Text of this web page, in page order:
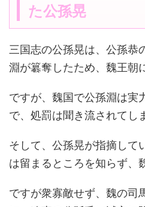
た公孫晃
三国志の公孫晃は、公孫恭
淵が簒奪したため、魏王朝
ですが、魏国で公孫淵は実
で、処罰は聞き流されてし
そして、公孫晃が指摘して
は留まるところを知らず、
ですが衆寡敵せず、魏の司